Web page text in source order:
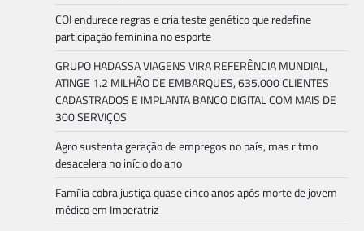
COI endurece regras e cria teste genético que redefine
participação feminina no esporte
GRUPO HADASSA VIAGENS VIRA REFERÊNCIA MUNDIAL,
ATINGE 1.2 MILHÃO DE EMBARQUES, 635.000 CLIENTES
CADASTRADOS E IMPLANTA BANCO DIGITAL COM MAIS DE
300 SERVIÇOS
Agro sustenta geração de empregos no país, mas ritmo
desacelera no início do ano
Família cobra justiça quase cinco anos após morte de jovem
médico em Imperatriz